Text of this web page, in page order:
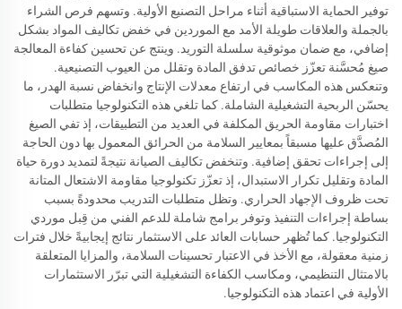
توفير الحماية الاستباقية أثناء مراحل التصنيع الأولية. وتسهم فرص الشراء
بالجملة والعلاقات طويلة الأمد مع الموردين في خفض تكاليف المواد بشكل
إضافي، مع ضمان موثوقية سلسلة التوريد. وينتج عن تحسين كفاءة المعالجة
صيغ مُحسَّنة تعزّز خصائص تدفق المادة وتقلل من العيوب التصنيعية.
وتنعكس هذه المكاسب في ارتفاع معدلات الإنتاج وانخفاض نسبة الهدر، ما
يحسّن الربحية التشغيلية الشاملة. كما تلغي هذه التكنولوجيا متطلبات
اختبارات مقاومة الحريق المكلفة في العديد من التطبيقات، إذ تفي الصيغ
المُصدَّق عليها مسبقاً بمعايير السلامة من الحرائق المعمول بها دون الحاجة
إلى إجراءات تحقق إضافية. وتنخفض تكاليف الصيانة نتيجةً لتمديد دورة حياة
المادة وتقليل تكرار الاستبدال، إذ تعزّز تكنولوجيا مقاومة الاشتعال المتانة
تحت ظروف الإجهاد الحراري. وتظل متطلبات التدريب محدودةً بسبب
بساطة إجراءات التنفيذ وتوفر برامج شاملة للدعم الفني من قِبل موردي
التكنولوجيا. كما تُظهر حسابات العائد على الاستثمار نتائج إيجابيةً خلال فترات
زمنية معقولة، مع الأخذ في الاعتبار تحسينات السلامة، والمزايا المتعلقة
بالامتثال التنظيمي، ومكاسب الكفاءة التشغيلية التي تبرّر الاستثمارات
الأولية في اعتماد هذه التكنولوجيا.